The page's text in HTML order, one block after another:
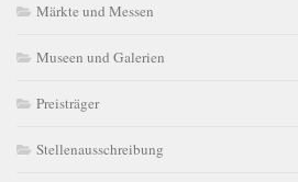
Märkte und Messen
Museen und Galerien
Preisträger
Stellenausschreibung